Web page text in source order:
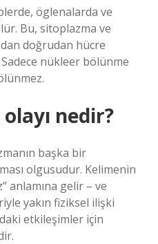
öglenalarda ve
Bu, sitoplazma ve
doğrudan hücre
nükleer bölünme
nedir?
başka bir
olgusudur. Kelimenin
anlamına gelir – ve
yakın fiziksel ilişki
etkileşimler için